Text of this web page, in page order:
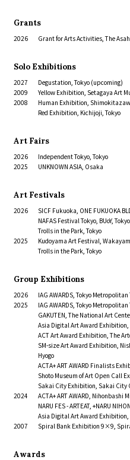
Grants
2026 Grant for Arts Activities, The
Solo Exhibitions
2027 Degustation, Tokyo (upcoming)
2009
Yellow Exhibition, Setagaya Art
2008
Human Exhibition,
Red Exhibition, Kichijoji, Tokyo
Art Fairs
2026
Independent Tokyo, Tokyo
2025
UNKNOWN ASIA, Osaka
Art Festivals
2026
SICF Fukuoka, ONE FUKUOKA
NAFAS Festival Tokyo, BUoY,
Trolls in the Park, Tokyo
2025
Kudoyama Art Festival,
Trolls in the Park, Tokyo
Group Exhibitions
2026
IAG AWARDS, Tokyo
2025
IAG AWARDS, Tokyo
GAKUTEN, The National Art
Asia Digital Art Award
ACT Art Award Exhibition, The
SM-size Art Award Exhibition,
Hyogo
ACTA+ ART AWARD Finalists
Shoto Museum of Art Open Call
Sakai City Exhibition, Sakai City
2024
ACTA+ ART AWARD, Nihonbashi
NARU FES - ARTEAT, +NARU
Asia Digital Art Award
2007
Spiral Bank Exhibition 9×9,
Awards